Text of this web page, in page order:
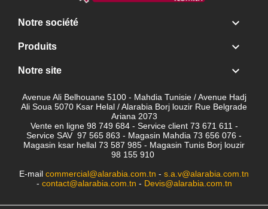
Notre société 
Produits 
Notre site 
Avenue Ali Belhouane 5100 - Mahdia Tunisie / Avenue Hadj
Ali Soua 5070 Ksar Helal / Alarabia Borj louzir Rue Belgrade
Ariana 2073
Vente en ligne 98 749 684 - Service client 73 671 611 -
Service SAV 97 565 863 - Magasin Mahdia 73 656 076 -
Magasin ksar hellal 73 587 985 - Magasin Tunis Borj louzir
98 155 910
E-mail commercial@alarabia.com.tn - s.a.v@alarabia.com.tn
- contact@alarabia.com.tn - Devis@alarabia.com.tn